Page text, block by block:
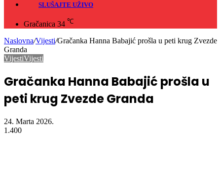
SLUŠAJTE UŽIVO
Gračanica 34 ℃
Naslovna/Vijesti/Gračanka Hanna Babajić prošla u peti krug Zvezde
Granda
VijestiVijesti
Gračanka Hanna Babajić prošla u
peti krug Zvezde Granda
24. Marta 2026.
1.400